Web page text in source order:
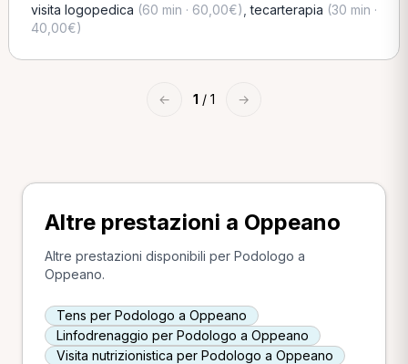
visita logopedica (60 min · 60,00€) ,tecarterapia (30 min ·
40,00€)
← 1 / 1 →
Altre prestazioni a Oppeano
Altre prestazioni disponibili per Podologo a
Oppeano.
Tens per Podologo a Oppeano
Linfodrenaggio per Podologo a Oppeano
Visita nutrizionistica per Podologo a Oppeano